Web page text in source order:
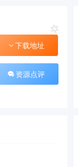
下载地址
资源点评